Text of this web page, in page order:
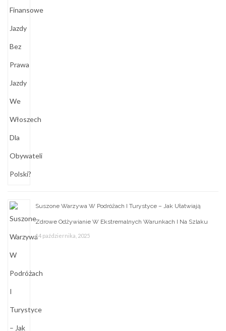
Suszone Warzywa W Podróżach I Turystyce – Jak Ułatwiają
Zdrowe Odżywianie W Ekstremalnych Warunkach I Na Szlaku
14 października, 2025